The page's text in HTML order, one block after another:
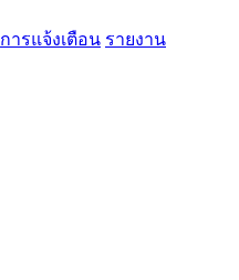
การแจ้งเตือน รายงาน